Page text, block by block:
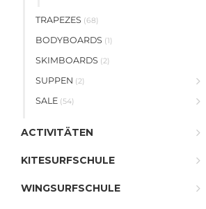
TRAPEZES (68)
BODYBOARDS (1)
SKIMBOARDS (2)
SUPPEN (2)
SALE (54)
ACTIVITÄTEN
KITESURFSCHULE
WINGSURFSCHULE